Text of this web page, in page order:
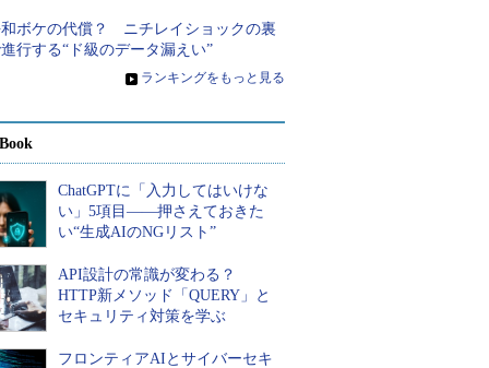
ボケの代償？ ニチレイショックの裏
行する“ド級のデータ漏えい”
» ランキングをもっと見る
ChatGPTに「入力してはいけな
い」5項目――押さえておきた
い“生成AIのNGリスト”
API設計の常識が変わる？
HTTP新メソッド「QUERY」と
セキュリティ対策を学ぶ
フロンティアAIとサイバーセキ